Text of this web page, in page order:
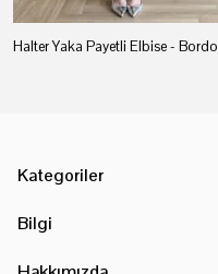
Halter Yaka Payetli Elbise - Bordo
Kategoriler
Bilgi